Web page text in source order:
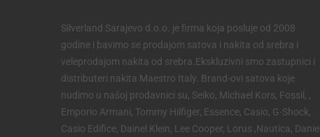
Silverland Sarajevo d.o.o. je firma koja posluje od 2008
godine i bavimo se prodajom satova i nakita od srebra i
veleprodajom nakita od srebra.Ekskluzivni smo zastupnici i
distributeri nakita Maestro Italy. Brand-ovi satova koje
nudimo u našoj prodavnici su, Seiko, Michael Kors, Fossil, ,
Emporio Armani, Tommy Hilfiger, Essence, Casio, G-Shock,
Casio Edifice, Dainel Klein, Lee Cooper, Lorus ,Nautica, Daniel